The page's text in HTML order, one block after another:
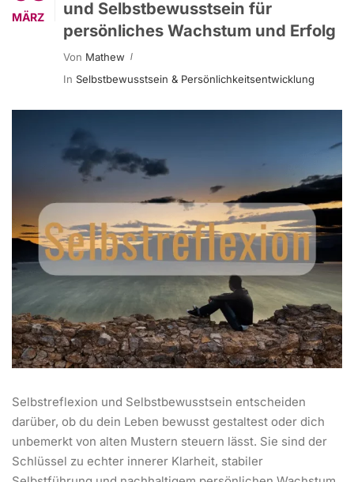
MÄRZ
und Selbstbewusstsein für
persönliches Wachstum und Erfolg
Von Mathew
In Selbstbewusstsein & Persönlichkeitsentwicklung
Selbstreflexion und Selbstbewusstsein entscheiden
darüber, ob du dein Leben bewusst gestaltest oder dich
unbemerkt von alten Mustern steuern lässt. Sie sind der
Schlüssel zu echter innerer Klarheit, stabiler